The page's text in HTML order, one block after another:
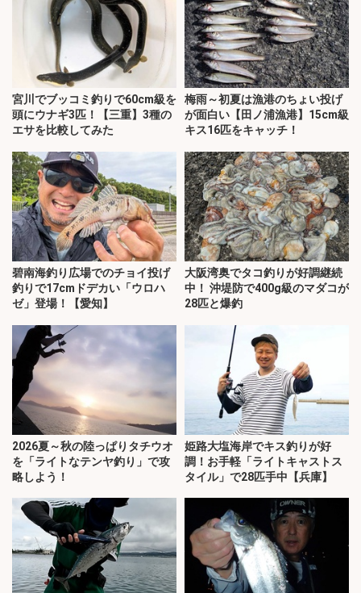
宮川でブッコミ釣りで60cm級を
頭にウナギ3匹！【三重】3種の
エサを比較してみた
梅雨～初夏は漁港のちょい投げ
が面白い【田ノ浦漁港】15cm級
キス16匹をキャッチ！
碧南海釣り広場でのチョイ投げ
釣りで17cmドデカい「ウロハ
ゼ」登場！【愛知】
大阪湾奥でタコ釣りが好調継続
中！ 沖堤防で400g級のマダコが
28匹と爆釣
2026夏～秋の陸っぱりタチウオ
を「ライトなテンヤ釣り」で攻
略しよう！
姫路大塩海岸でキス釣りが好
調！お手軽「ライトキャストス
タイル」で28匹手中【兵庫】